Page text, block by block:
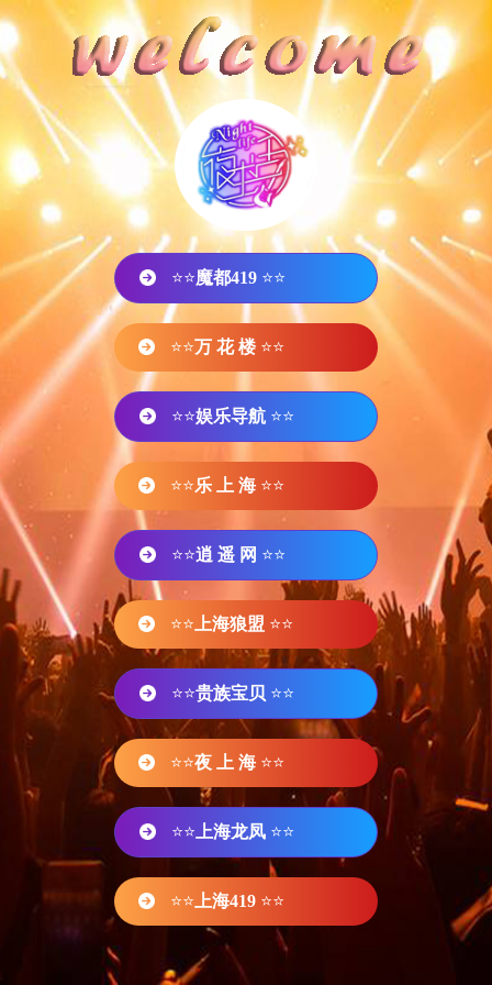
⭐⭐魔都419 ⭐⭐
⭐⭐万 花 楼 ⭐⭐
⭐⭐娱乐导航 ⭐⭐
⭐⭐乐 上 海 ⭐⭐
⭐⭐逍 遥 网 ⭐⭐
⭐⭐ 上海狼盟 ⭐⭐
⭐⭐贵族宝贝 ⭐⭐
⭐⭐夜 上 海 ⭐⭐
⭐⭐ 上海龙凤 ⭐⭐
⭐⭐ 上海419 ⭐⭐